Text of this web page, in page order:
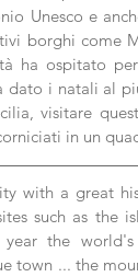
Unesco e
borghi come
ha ospitato
dato i natali al
visitare
in un
with a great
such as the
the world's
town ... the